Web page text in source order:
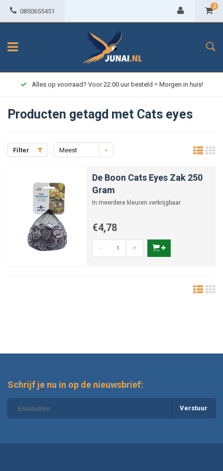
0850655451
0
Alles op voorraad? Voor 22:00 uur besteld = Morgen in huis!
Producten getagd met Cats eyes
Filter
Meest
De Boon Cats Eyes Zak 250
Gram
In meerdere kleuren verkrijgbaar
€4,78
- +
Schrijf je nu in op de nieuwsbrief:
Verstuur